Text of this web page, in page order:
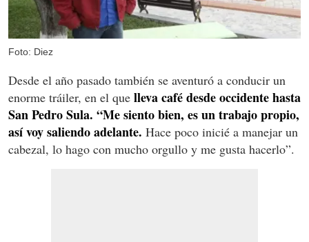
Foto: Diez
Desde el año pasado también se aventuró a conducir un
enorme tráiler, en el que lleva café desde occidente hasta
San Pedro Sula. “Me siento bien, es un trabajo propio,
así voy saliendo adelante. Hace poco inicié a manejar un
cabezal, lo hago con mucho orgullo y me gusta hacerlo”.